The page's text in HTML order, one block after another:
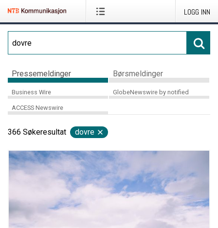
LOGG INN
Pressemeldinger Børsmeldinger
Business Wire GlobeNewswire by notified
ACCESS Newswire
366 Søkeresultat dovre